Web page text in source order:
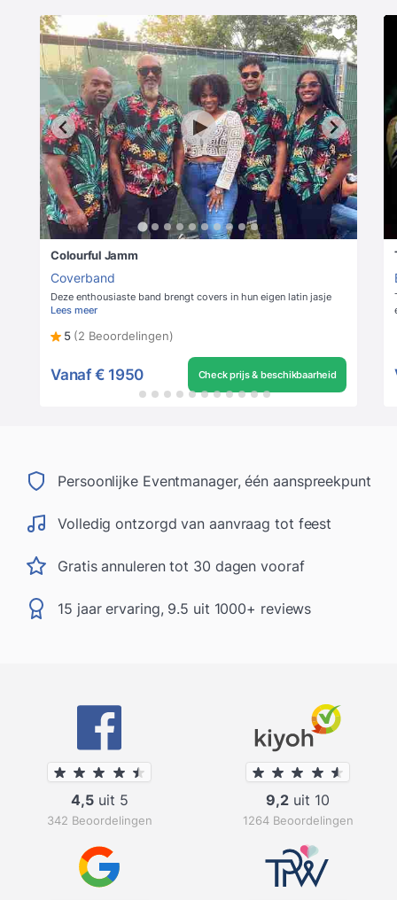
Colourful Jamm
Coverband
Deze enthousiaste band brengt covers in hun eigen latin jasje
Lees meer
5 (2 Beoordelingen)
Vanaf € 1950 Check prijs & beschikbaarheid
Persoonlijke Eventmanager, één aanspreekpunt
Volledig ontzorgd van aanvraag tot feest
Gratis annuleren tot 30 dagen vooraf
15 jaar ervaring, 9.5 uit 1000+ reviews
4,5uit 5
342 Beoordelingen
9,2 uit 10
1264 Beoordelingen